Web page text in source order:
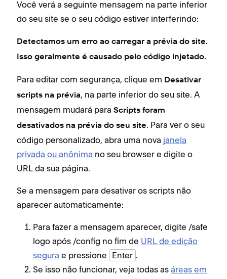
Você verá a seguinte mensagem na parte inferior
do seu site se o seu código estiver interferindo:
Detectamos um erro ao carregar a prévia do site.
Isso geralmente é causado pelo código injetado.
Para editar com segurança, clique em Desativar
scripts na prévia, na parte inferior do seu site. A
mensagem mudará para Scripts foram
desativados na prévia do seu site. Para ver o seu
código personalizado, abra uma nova janela
privada ou anônima no seu browser e digite o
URL da sua página.
Se a mensagem para desativar os scripts não
aparecer automaticamente:
Para fazer a mensagem aparecer, digite /safe
logo após /config no fim de URL de edição
segura e pressione Enter .
Se isso não funcionar, veja todas as áreas em